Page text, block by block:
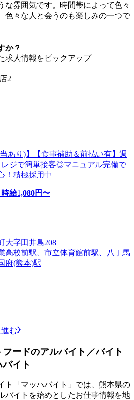
な雰囲気です。時間帯によって色々
色々な人と会うのも楽しみの一つで
か？
求人情報をピックアップ
2
あり)】【食事補助＆前払い有】週
レジで簡単接客◎マニュアル完備で
！積極採用中
時給1,080円〜
大字田井島208
高校前駅、市立体育館前駅、八丁馬
府(熊本)駅
む
ードのアルバイト／バイト
イト
ト「マッハバイト」では、熊本県の
バイトを始めとしたお仕事情報を地